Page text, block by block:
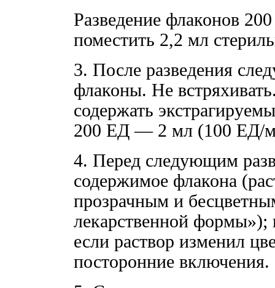
Разведение флаконов
поместить 2,2 мл
3. После разведения
флаконы. Не
содержать
200 ЕД — 2 мл (100 ЕД/
4. Перед следующим
содержимое флакона
прозрачным и
лекарственной формы»);
если раствор изменил
посторонние включения.